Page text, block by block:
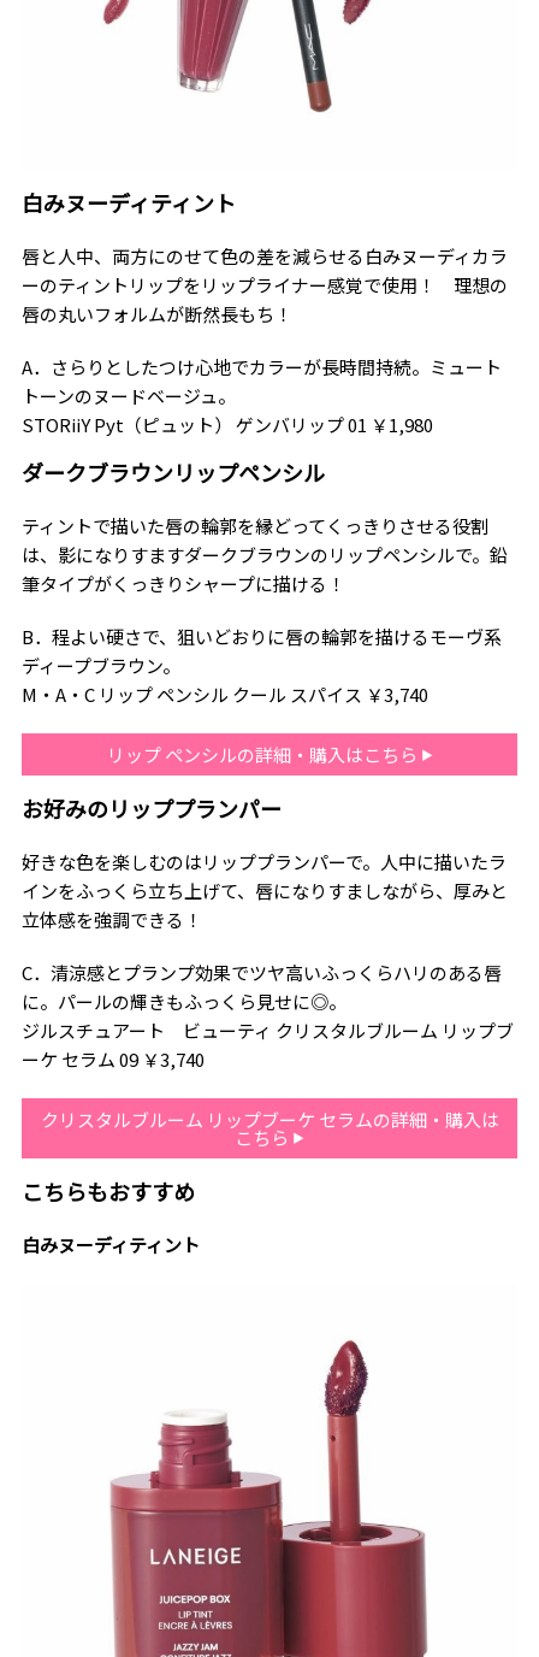
白みヌーディティント
唇と人中、両方にのせて色の差を減らせる白みヌーディカラ
ーのティントリップをリップライナー感覚で使用！ 理想の
唇の丸いフォルムが断然長もち！
A．さらりとしたつけ心地でカラーが長時間持続。ミュート
トーンのヌードベージュ。
STORiiY Pyt（ピュット） ゲンバリップ 01 ￥1,980
ダークブラウンリップペンシル
ティントで描いた唇の輪郭を縁どってくっきりさせる役割
は、影になりすますダークブラウンのリップペンシルで。鉛
筆タイプがくっきりシャープに描ける！
B．程よい硬さで、狙いどおりに唇の輪郭を描けるモーヴ系
ディープブラウン。
M・A・C リップ ペンシル クール スパイス ￥3,740
リップ ペンシルの詳細・購入はこちら
お好みのリッププランパー
好きな色を楽しむのはリッププランパーで。人中に描いたラ
インをふっくら立ち上げて、唇になりすましながら、厚みと
立体感を強調できる！
C．清涼感とプランプ効果でツヤ高いふっくらハリのある唇
に。パールの輝きもふっくら見せに◎。
ジルスチュアート ビューティ クリスタルブルーム リップブ
ーケ セラム 09 ￥3,740
クリスタルブルーム リップブーケ セラムの詳細・購入は
こちら
こちらもおすすめ
白みヌーディティント